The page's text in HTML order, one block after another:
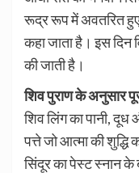
रूद्र रूप में अवतरित हुए
कहा जाता है। इस दिन
की जाती है।
शिव पुराण के अनुसार
शिव लिंग का पानी,
पत्ते जो आत्मा की शुद्धि
सिंदूर का पेस्ट स्नान के